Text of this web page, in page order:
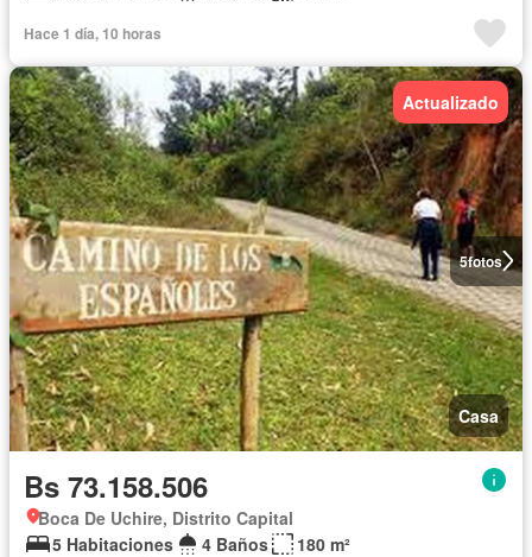
Hace 1 día, 10 horas
5fotos
Actualizado
Casa
Bs 73.158.506
Boca De Uchire, Distrito Capital
5 Habitaciones
4 Baños
180 m²